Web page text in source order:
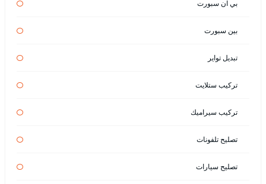
بي ان سبورت
بين سبورت
تبديل تواير
تركيب ستلايت
تركيب سيراميك
تصليح تلفونات
تصليح سيارات